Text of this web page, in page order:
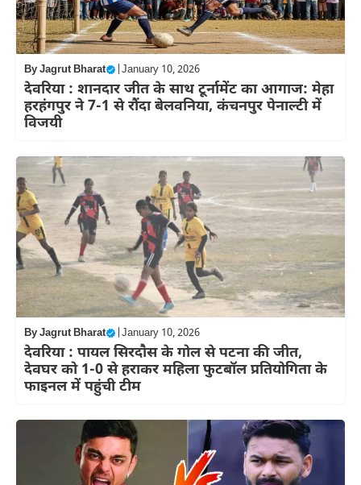
ByJagrut Bharat January 10, 2026
देवरिया : शानदार जीत के साथ टूर्नामेंट का आगाज: मेहा
हरहंगपुर ने 7-1 से रौंदा बेलवनिया, कंचनपुर पेनाल्टी में
विजयी
ByJagrut Bharat January 10, 2026
देवरिया : पायल सिरदौस के गोल से पटना की जीत,
देवघर को 1-0 से हराकर महिला फुटबॉल प्रतियोगिता के
फाइनल में पहुंची टीम